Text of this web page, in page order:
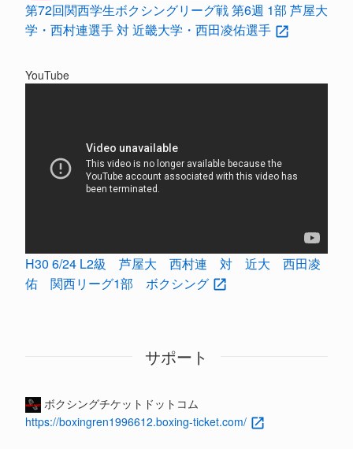
第72回関西学生ボクシングリーグ戦 第6週 1部 芦屋大
学・西村連選手 対 近畿大学・西田凌佑選手
YouTube
H30 6/24 L2級 芦屋大 西村連 対 近大 西田凌
佑 関西リーグ1部 ボクシング
サポート
ボクシングチケットドットコム
https://boxingren1996612.boxing-ticket.com/